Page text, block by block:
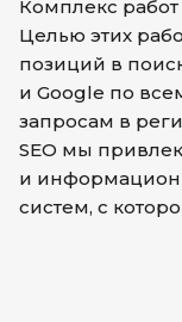
Комплекс
Целью этих
позиций в
и Google по
запросам в
SEO мы
и
систем, с